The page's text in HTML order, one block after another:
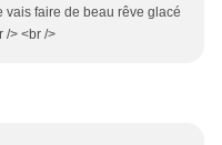
vais faire de beau rêve glacé
/> <br />